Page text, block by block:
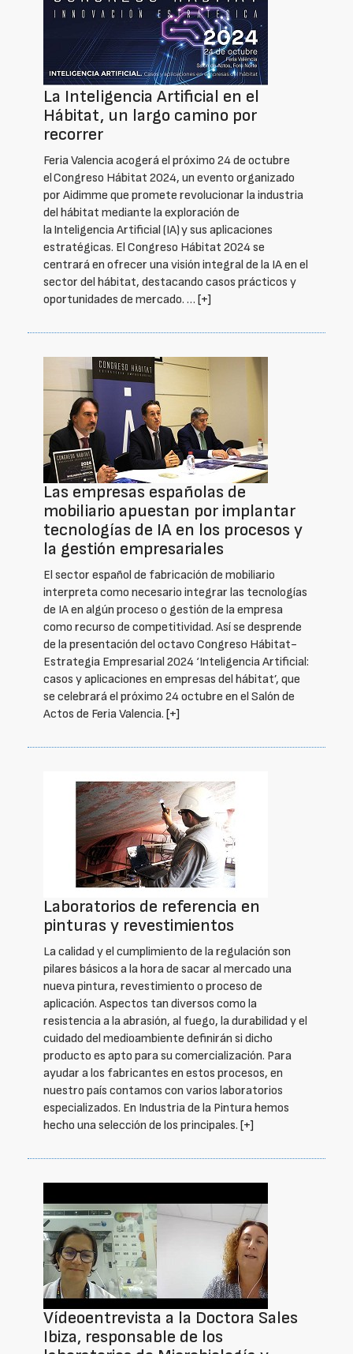
La Inteligencia Artificial en el
Hábitat, un largo camino por
recorrer
Feria Valencia acogerá el próximo 24 de octubre
el Congreso Hábitat 2024, un evento organizado
por Aidimme que promete revolucionar la industria
del hábitat mediante la exploración de
la Inteligencia Artificial (IA) y sus aplicaciones
estratégicas. El Congreso Hábitat 2024 se
centrará en ofrecer una visión integral de la IA en el
sector del hábitat, destacando casos prácticos y
oportunidades de mercado. … [+]
Las empresas españolas de
mobiliario apuestan por implantar
tecnologías de IA en los procesos y
la gestión empresariales
El sector español de fabricación de mobiliario
interpreta como necesario integrar las tecnologías
de IA en algún proceso o gestión de la empresa
como recurso de competitividad. Así se desprende
de la presentación del octavo Congreso Hábitat-
Estrategia Empresarial 2024 ‘Inteligencia Artificial:
casos y aplicaciones en empresas del hábitat’, que
se celebrará el próximo 24 octubre en el Salón de
Actos de Feria Valencia. [+]
Laboratorios de referencia en
pinturas y revestimientos
La calidad y el cumplimiento de la regulación son
pilares básicos a la hora de sacar al mercado una
nueva pintura, revestimiento o proceso de
aplicación. Aspectos tan diversos como la
resistencia a la abrasión, al fuego, la durabilidad y el
cuidado del medioambiente definirán si dicho
producto es apto para su comercialización. Para
ayudar a los fabricantes en estos procesos, en
nuestro país contamos con varios laboratorios
especializados. En Industria de la Pintura hemos
hecho una selección de los principales. [+]
Vídeoentrevista a la Doctora Sales
Ibiza, responsable de los